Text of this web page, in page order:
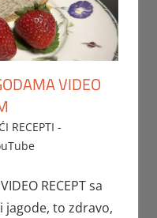
VIDEO
RECEPTI -
RECEPT sa
to zdravo,